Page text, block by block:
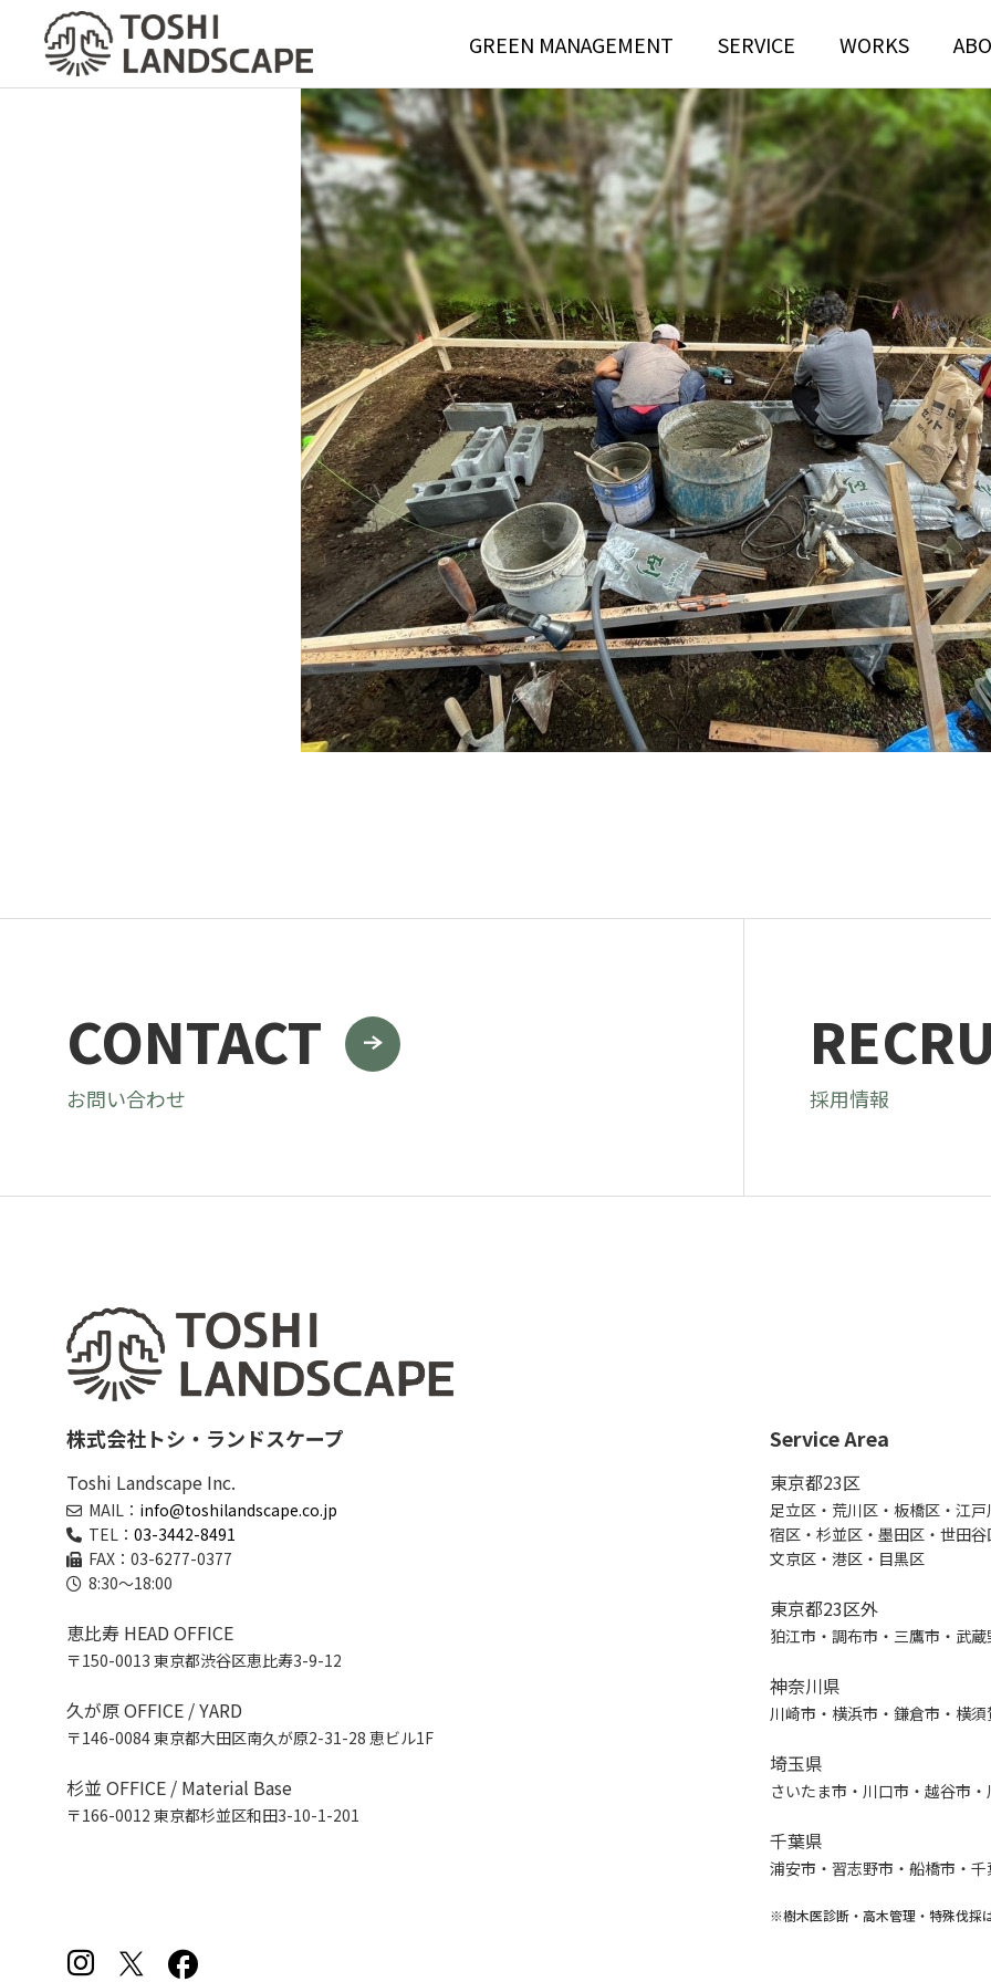
GREEN MANAGEMENT SERVICE WORKS
GREEN
MAINTENANCE
グリーンメンテナンス部門
グリーンメンテナンス部門
植栽管理・メンテナンス
高木・特殊伐採＆ケーブリング
植栽リノベーション
インテリアプランツ
TREE RISK
ASSESSMENT
ツリーリスクアセスメント部
ツリーリスクアセスメント部
樹木診断
土壌調査
ケミカルコントロール
根系試掘調査
移植適性度診断
CONTACT
お問い合わせ 採用情報
株式会社トシ・ランドスケープ
Toshi Landscape Inc.
MAIL： info@toshilandscape.co.jp
TEL： 03-3442-8491
FAX：03-6277-0377
8:30～18:00
恵比寿 HEAD OFFICE
〒150-0013 東京都渋谷区恵比寿3-9-12
久が原 OFFICE / YARD
〒146-0084 東京都大田区南久が原2-31-28 恵ビル1F
杉並 OFFICE / Material Base
〒166-0012 東京都杉並区和田3-10-1-201
Service Area
東京都23区
足立区・荒川区・板橋区・江
宿区・杉並区・墨田区・世田
文京区・港区・目黒区
東京都23区外
狛江市・調布市・三鷹市・武
神奈川県
川崎市・横浜市・鎌倉市・横
埼玉県
さいたま市・川口市・越谷市
千葉県
浦安市・習志野市・船橋市・
※樹木医診断・高木管理・特殊伐採